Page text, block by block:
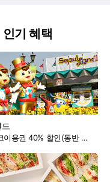
기 혜택
파크이용권 40% 할인(동반 1인 30% 할인)